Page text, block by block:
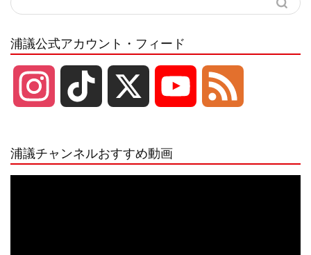
浦議公式アカウント・フィード
浦議チャンネルおすすめ動画